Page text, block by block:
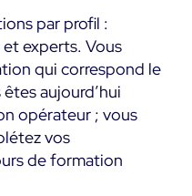
par profil :
experts. Vous
qui correspond le
aujourd’hui
opérateur ; vous
vos
de formation